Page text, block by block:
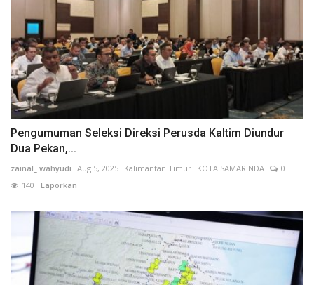
Pengumuman Seleksi Direksi Perusda Kaltim Diundur
Dua Pekan,...
zainal_ wahyudi Aug 5, 2025 Kalimantan Timur KOTA SAMARINDA
0
140 Laporkan